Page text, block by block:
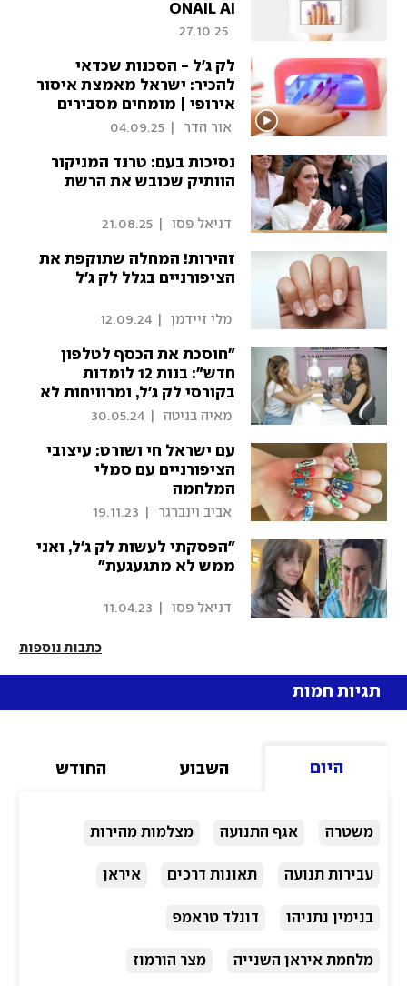
ONAIL AI
27.10.25
לק ג'ל - הסכנות שכדאי
להכיר: ישראל מאמצת איסור
אירופי | מומחים מסבירים
אור הדר 04.09.25
נסיכות בעם: טרנד המניקור
הוותיק שכובש את הרשת
דניאל פסו 21.08.25
זהירות! המחלה שתוקפת את
הציפורניים בגלל לק ג'ל
מלי זיידמן 12.09.24
"חוסכת את הכסף לטלפון
חדש": בנות 12 לומדות
בקורסי לק ג'ל, ומרוויחות לא
מעט
מאיה בניטה 30.05.24
עם ישראל חי ושורט: עיצובי
הציפורניים עם סמלי
המלחמה
אביב וינברגר 19.11.23
"הפסקתי לעשות לק ג'ל, ואני
ממש לא מתגעגעת"
דניאל פסו 11.04.23
כתבות נוספות
תגיות חמות
היום השבוע החודש
משטרה אגף התנועה מצלמות מהירות
עבירות תנועה תאונות דרכים איראן
בנימין נתניהו דונלד טראמפ
מלחמת איראן השנייה מצר הורמוז